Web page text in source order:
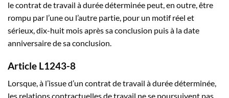
le contrat de travail à durée déterminée peut, en outre, être
rompu par l’une ou l’autre partie, pour un motif réel et
sérieux, dix-huit mois après sa conclusion puis à la date
anniversaire de sa conclusion.
Article L1243-8
Lorsque, à l’issue d’un contrat de travail à durée déterminée,
les relations contractuelles de travail ne se poursuivent pas